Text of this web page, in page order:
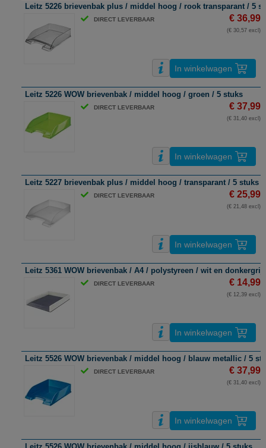
Leitz 5226 brievenbak plus / middel hoog / rook transparant / 5
DIRECT LEVERBAAR € 36,99
(€ 30,57 excl)
In winkelwagen
Leitz 5226 WOW brievenbak / middel hoog / groen / 5 stuks
DIRECT LEVERBAAR € 37,99
(€ 31,40 excl)
In winkelwagen
Leitz 5227 brievenbak plus / middel hoog / transparant / 5 stuks
DIRECT LEVERBAAR € 25,99
(€ 21,48 excl)
In winkelwagen
Leitz 5361 WOW brievenbak / A4 / polystyreen / wit en
DIRECT LEVERBAAR € 14,99
(€ 12,39 excl)
In winkelwagen
Leitz 5526 WOW brievenbak / middel hoog / blauw metallic / 5
DIRECT LEVERBAAR € 37,99
(€ 31,40 excl)
In winkelwagen